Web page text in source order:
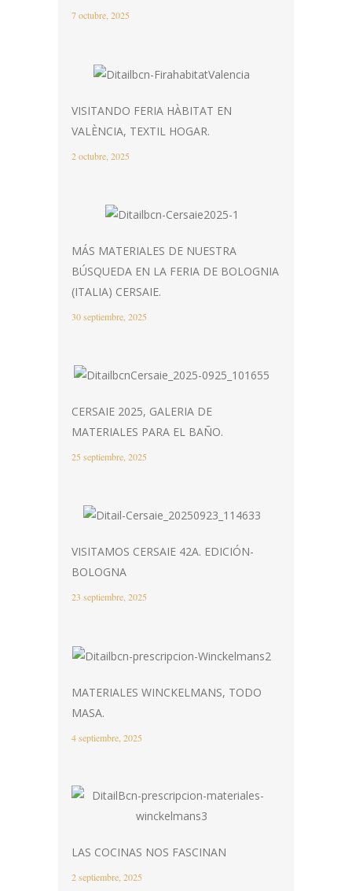
7 octubre, 2025
VISITANDO FERIA HÀBITAT EN
VALÈNCIA, TEXTIL HOGAR.
2 octubre, 2025
MÁS MATERIALES DE NUESTRA
BÚSQUEDA EN LA FERIA DE BOLOGNIA
(ITALIA) CERSAIE.
30 septiembre, 2025
CERSAIE 2025, GALERIA DE
MATERIALES PARA EL BAÑO.
25 septiembre, 2025
VISITAMOS CERSAIE 42A. EDICIÓN-
BOLOGNA
23 septiembre, 2025
MATERIALES WINCKELMANS, TODO
MASA.
4 septiembre, 2025
LAS COCINAS NOS FASCINAN
2 septiembre, 2025